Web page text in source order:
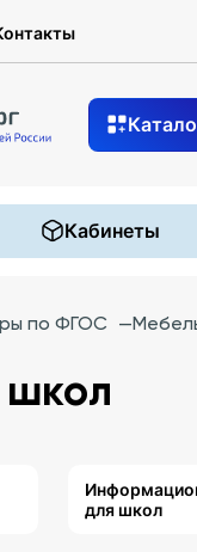
Кабинеты
по ФГОС —
для школ